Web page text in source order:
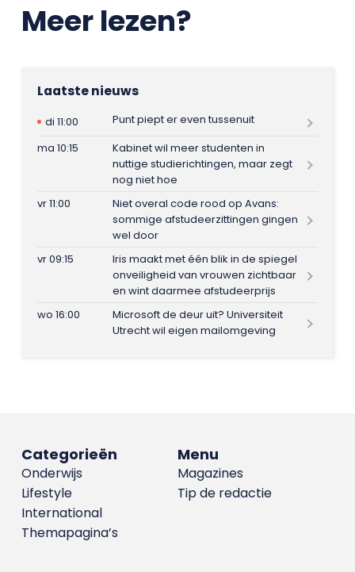
Meer lezen?
Laatste nieuws
di 11:00
Punt piept er even tussenuit
ma 10:15
Kabinet wil meer studenten in
nuttige studierichtingen, maar zegt
nog niet hoe
vr 11:00
Niet overal code rood op Avans:
sommige afstudeerzittingen gingen
wel door
vr 09:15
Iris maakt met één blik in de spiegel
onveiligheid van vrouwen zichtbaar
en wint daarmee afstudeerprijs
wo 16:00
Microsoft de deur uit? Universiteit
Utrecht wil eigen mailomgeving
Menu
Magazines
Tip de redactie
Categorieën
Onderwijs
Lifestyle
International
Themapagina’s